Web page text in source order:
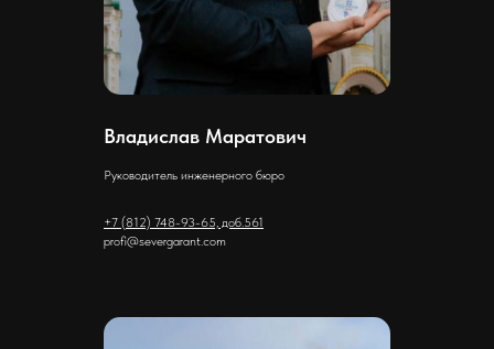
Владислав Маратович
Руководитель инженерного бюро
+7 (812) 748-93-65, доб.561
profi@severgarant.com